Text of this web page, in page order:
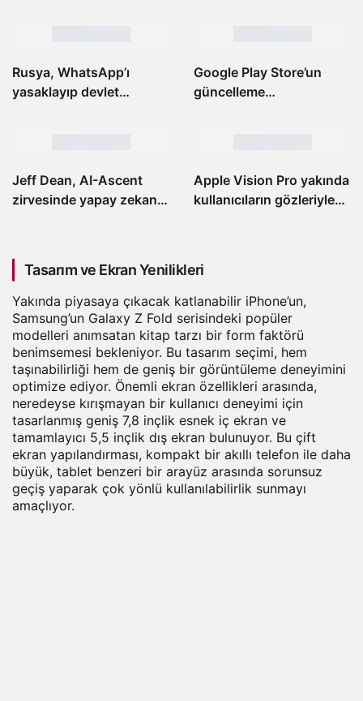
Rusya, WhatsApp’ı
yasaklayıp devlet
Google Play Store’un
güncelleme
Jeff Dean, AI-Ascent
zirvesinde yapay zekanın
söyledi
Apple Vision Pro yakında
kullanıcıların gözleriyle
Tasarım ve Ekran Yenilikleri
Yakında piyasaya çıkacak katlanabilir iPhone’un,
Samsung’un Galaxy Z Fold serisindeki popüler
modelleri anımsatan kitap tarzı bir form faktörü
benimsemesi bekleniyor. Bu tasarım seçimi, hem
taşınabilirliği hem de geniş bir görüntüleme deneyimini
optimize ediyor. Önemli ekran özellikleri arasında,
neredeyse kırışmayan bir kullanıcı deneyimi için
tasarlanmış geniş 7,8 inçlik esnek iç ekran ve
tamamlayıcı 5,5 inçlik dış ekran bulunuyor. Bu çift
ekran yapılandırması, kompakt bir akıllı telefon ile daha
büyük, tablet benzeri bir arayüz arasında sorunsuz
geçiş yaparak çok yönlü kullanılabilirlik sunmayı
amaçlıyor.